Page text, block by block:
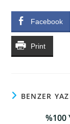
Facebook
Print
BENZER
%100